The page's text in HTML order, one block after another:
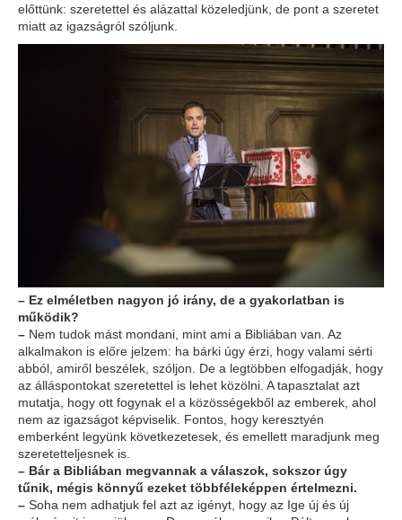
előttünk: szeretettel és alázattal közeledjünk, de pont a szeretet
miatt az igazságról szóljunk.
– Ez elméletben nagyon jó irány, de a gyakorlatban is
működik?
– Nem tudok mást mondani, mint ami a Bibliában van. Az
alkalmakon is előre jelzem: ha bárki úgy érzi, hogy valami sérti
abból, amiről beszélek, szóljon. De a legtöbben elfogadják, hogy
az álláspontokat szeretettel is lehet közölni. A tapasztalat azt
mutatja, hogy ott fogynak el a közösségekből az emberek, ahol
nem az igazságot képviselik. Fontos, hogy keresztyén
emberként legyünk következetesek, és emellett maradjunk meg
szeretetteljesnek is.
– Bár a Bibliában megvannak a válaszok, sokszor úgy
tűnik, mégis könnyű ezeket többféleképpen értelmezni.
– Soha nem adhatjuk fel azt az igényt, hogy az Ige új és új